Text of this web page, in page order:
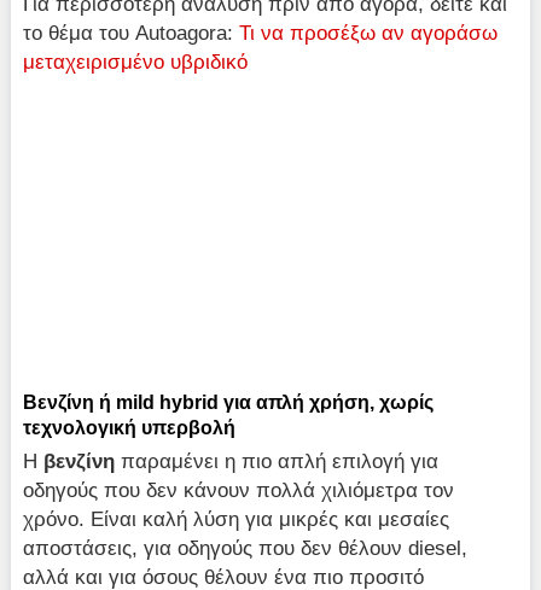
το θέμα του Autoagora:Τι να προσέξω αν αγοράσω
μεταχειρισμένο υβριδικό
Βενζίνη ή mild hybrid για απλή χρήση, χωρίς
τεχνολογική υπερβολή
Η βενζίνη παραμένει η πιο απλή επιλογή για
οδηγούς που δεν κάνουν πολλά χιλιόμετρα τον
χρόνο. Είναι καλή λύση για μικρές και μεσαίες
αποστάσεις, για οδηγούς που δεν θέλουν diesel,
αλλά και για όσους θέλουν ένα πιο προσιτό